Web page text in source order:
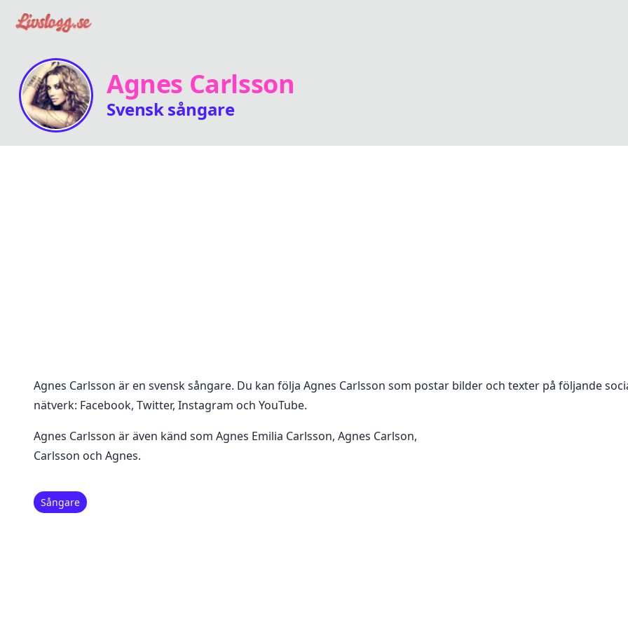
Agnes Carlsson
Svensk sångare
Agnes Carlsson är en svensk sångare. Du kan följa Agnes Carlsson som postar bilder och texter på följande
nätverk: Facebook, Twitter, Instagram och YouTube.
Agnes Carlsson är även känd som Agnes Emilia Carlsson, Agnes Carlson,
Carlsson och Agnes.
Sångare